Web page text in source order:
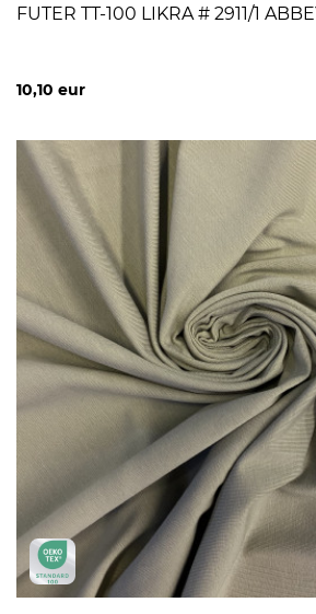
FUTER TT-100 LIKRA # 2911/1
10,10 eur